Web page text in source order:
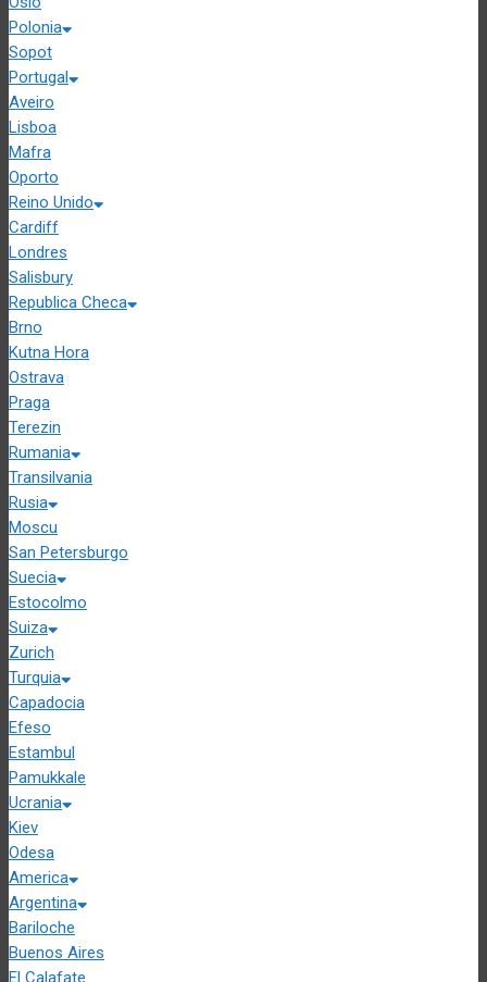
Polonia
Sopot
Portugal
Aveiro
Lisboa
Mafra
Oporto
Reino Unido
Cardiff
Londres
Salisbury
Republica Checa
Brno
Kutna Hora
Ostrava
Praga
Terezin
Rumania
Transilvania
Rusia
Moscu
San Petersburgo
Suecia
Estocolmo
Suiza
Zurich
Turquia
Capadocia
Efeso
Estambul
Pamukkale
Ucrania
Kiev
Odesa
America
Argentina
Bariloche
Buenos Aires
El Calafate